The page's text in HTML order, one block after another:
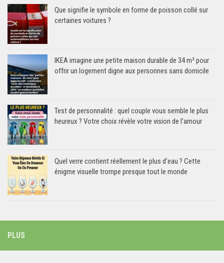
Que signifie le symbole en forme de poisson collé sur
certaines voitures ?
IKEA imagine une petite maison durable de 34 m² pour
offrir un logement digne aux personnes sans domicile
Test de personnalité : quel couple vous semble le plus
heureux ? Votre choix révèle votre vision de l’amour
Quel verre contient réellement le plus d’eau ? Cette
énigme visuelle trompe presque tout le monde
PLUS